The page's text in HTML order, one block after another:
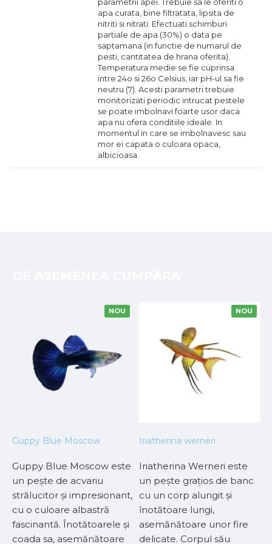
apa curata, bine filtratata, lipsita de
nitriti si nitrati. Efectuati schimburi
partiale de apa (30%) o data pe
saptamana (in functie de numarul de
pesti, cantitatea de hrana oferita).
Temperatura medie se fie cuprinsa
intre 24o si 26o Celsius, iar pH-ul sa fie
neutru (7). Acesti parametri trebuie
monitorizati periodic intrucat pestele
se poate imbolnavi foarte usor daca
apa nu ofera conditiile ideale. In
momentul in care se imbolnavesc sau
mor ei capata o culoara opaca,
albicioasa.
NOU
Guppy Blue Moscow
Guppy Blue Moscow este
un pește de acvariu
strălucitor și impresionant,
cu o culoare albastră
fascinantă. Înotătoarele și
coada sa, asemănătoare
NOU
Iriatherina werneri
Iriatherina Werneri este
un pește grațios de banc
cu un corp alungit și
înotătoare lungi,
asemănătoare unor fire
delicate. Corpul său